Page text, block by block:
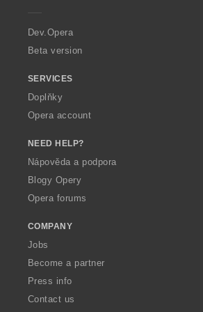
a
Dev.Opera
Beta version
SERVICES
Doplňky
Opera account
NEED HELP?
Nápověda a podpora
Blogy Opery
Opera forums
COMPANY
Jobs
Become a partner
Press info
Contact us